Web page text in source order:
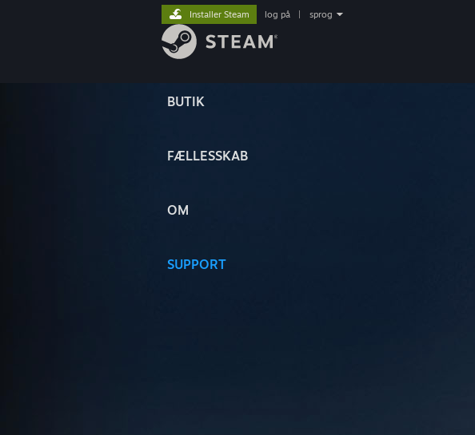
BUTIK
FÆLLESSKAB
OM
SUPPORT
Installer Steam log på sprog